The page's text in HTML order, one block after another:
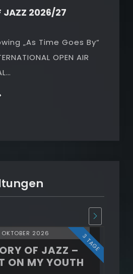
JAZZ 2026/27
„As Time Goes By“
OPEN AIR
2026
OF JAZZ –
ON MY YOUTH
3 TAGE